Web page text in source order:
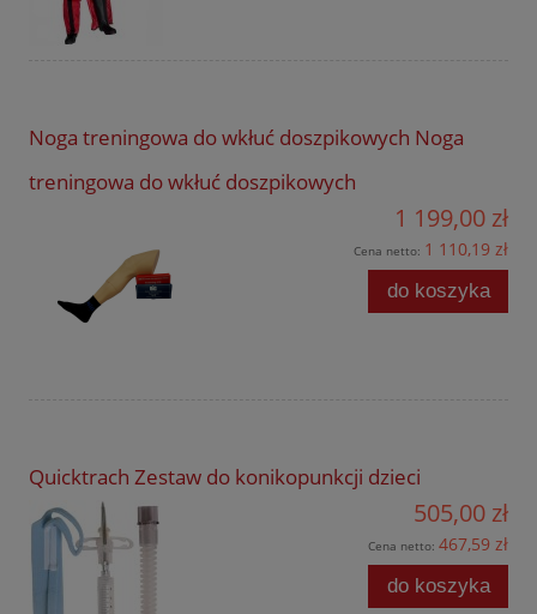
Noga treningowa do wkłuć doszpikowych Noga
treningowa do wkłuć doszpikowych
1 199,00 zł
Cena netto: 1 110,19 zł
do koszyka
Quicktrach Zestaw do konikopunkcji dzieci
505,00 zł
Cena netto: 467,59 zł
do koszyka